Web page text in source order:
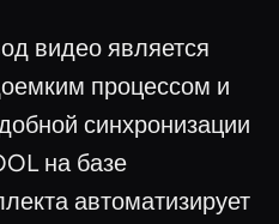
видео является
процессом и
синхронизации
на базе
автоматизирует